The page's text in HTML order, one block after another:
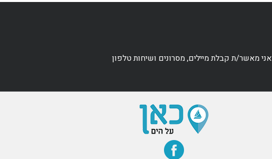
אני מאשר/ת קבלת מיילים, מסרונים ושיחות טלפון